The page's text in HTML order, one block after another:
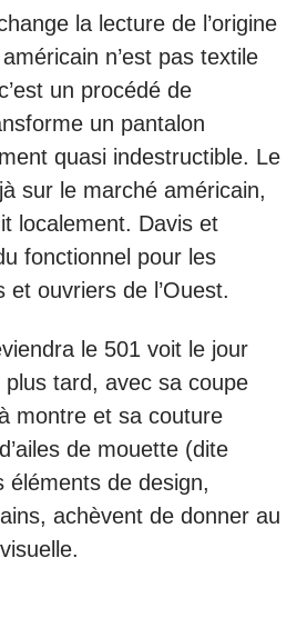
la lecture de l’origine
n’est pas textile
un procédé de
un pantalon
quasi indestructible. Le
sur le marché américain,
localement. Davis et
fonctionnel pour les
ouvriers de l’Ouest.
le 501 voit le jour
tard, avec sa coupe
montre et sa couture
de mouette (dite
éléments de design,
achèvent de donner au